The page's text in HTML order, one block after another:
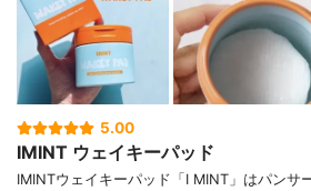
5.00
IMINT ウェイキーパッド
IMINTウェイキーパッド「I MINT」はパンサ